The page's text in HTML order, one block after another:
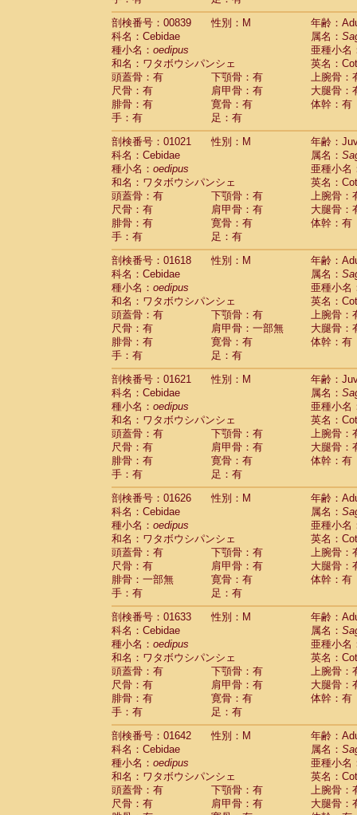
Cebidae Aotus trivirgatus
Cebidae Cebus albifrons
Cebidae
Cebidae
CebidaeCebus nigrivittatus
Cebidae Cebusspp.(0)
Cebidae Saimiri boliviensis
Cebidae Saimiri sciureus
Atelidae Alouatta caraya
AtelidaeAlouatta fusca
AtelidaeAlouatta seniculus
Atelidae
Atelidae Ateles belzebuth
Atelidae Ateles geoffroyi
Atelidae Ateles paniscus
Atelidae Atelesspp.
Atelidae Lagothrix lagothricha
AtelidaeLagothrix lagothricha cana(0)
Pitheciidae
Cacajao calvus
Pitheciidae
Callicebus cupreus(0)
Pitheciidae Callicebus donacophilus(0)
PitheciidaeCallicebus moloch(0)
Pitheciidae Callicebus torquatus(0)
Pitheciidae Callicebusspp.
Pitheciidae Chiropotes satanas
Pitheciidae Pithecia monachus
Pitheciidae Pithecia pithecia (0)
Cercopithecidae Cercocebus agilis (0)
Cercopithecidae
Cercocebus
Cercopithecidae
Cercocebus
CercopithecidaeCercocebus
CercopithecidaeCercocebus
CercopithecidaeCercocebus hybrid(0)
CercopithecidaeCercocebus
CercopithecidaeLophocebus
Cercopithecidae
(0)
Cercopithecidae Papio cynocephalus
Cercopithecidae Papio hamadryas(0)
CercopithecidaePapio papio
CercopithecidaePapio
CercopithecidaeMandrillus
CercopithecidaeMandrillus sphinx
CercopithecidaeTheropithecus
CercopithecidaeMacaca arctoides(1)
Cercopithecidae Macaca assamensis
Cercopithecidae
Macaca
CercopithecidaeMacaca cyclopis (6)
CercopithecidaeMacaca fascicularis
CercopithecidaeMacaca fuscaca
CercopithecidaeMacaca fuscata
CercopithecidaeMacaca fuscata
CercopithecidaeMacaca maura(1)
Cercopithecidae Macaca mulatta(45)
Cercopithecidae Macaca nemestrina(3)
Cercopithecidae Macaca nigra(1)
CercopithecidaeMacaca radiata(7)
CercopithecidaeMacaca silenus(0)
剖検番号：00839
性別：M
年齢：
科名：Cebidae
属名：
種小名： oedipus
亜種小名
和名：ワタボウシパンシェ
英名：
頭蓋骨：有
下顎骨：有
上腕骨：
尺骨：有
肩甲骨：有
大腿骨：
腓骨：有
寛骨：有
体幹：有
手：有
足：有
剖検番号：01021
性別：M
年齢：
科名：Cebidae
属名：
種小名： oedipus
亜種小名
和名：ワタボウシパンシェ
英名：
頭蓋骨：有
下顎骨：有
上腕骨：
尺骨：有
肩甲骨：有
大腿骨：
腓骨：有
寛骨：有
体幹：有
手：有
足：有
剖検番号：01618
性別：M
年齢：
科名：Cebidae
属名：
種小名： oedipus
亜種小名
和名：ワタボウシパンシェ
英名：
頭蓋骨：有
下顎骨：有
上腕骨：
尺骨：有
肩甲骨：一部無
大腿骨：
腓骨：有
寛骨：有
体幹：有
手：有
足：有
剖検番号：01621
性別：M
年齢：
科名：Cebidae
属名：
種小名： oedipus
亜種小名
和名：ワタボウシパンシェ
英名：
頭蓋骨：有
下顎骨：有
上腕骨：
尺骨：有
肩甲骨：有
大腿骨：
腓骨：有
寛骨：有
体幹：有
手：有
足：有
剖検番号：01626
性別：M
年齢：
科名：Cebidae
属名：
種小名： oedipus
亜種小名
和名：ワタボウシパンシェ
英名：
頭蓋骨：有
下顎骨：有
上腕骨：
尺骨：有
肩甲骨：有
大腿骨：
腓骨：一部無
寛骨：有
体幹：有
手：有
足：有
剖検番号：01633
性別：M
年齢：
科名：Cebidae
属名：
種小名： oedipus
亜種小名
和名：ワタボウシパンシェ
英名：
頭蓋骨：有
下顎骨：有
上腕骨：
尺骨：有
肩甲骨：有
大腿骨：
腓骨：有
寛骨：有
体幹：有
手：有
足：有
剖検番号：01642
性別：M
年齢：
科名：Cebidae
属名：
種小名： oedipus
亜種小名
和名：ワタボウシパンシェ
英名：
頭蓋骨：有
下顎骨：有
上腕骨：
尺骨：有
肩甲骨：有
大腿骨：